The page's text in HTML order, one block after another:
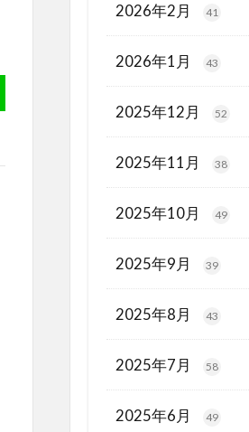
2026年2月 41
2026年1月 43
2025年12月 52
2025年11月 38
2025年10月 49
2025年9月 39
2025年8月 43
2025年7月 58
2025年6月 49